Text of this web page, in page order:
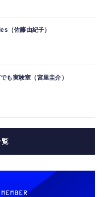
（佐藤由紀子）
も実験室（宮里圭介）